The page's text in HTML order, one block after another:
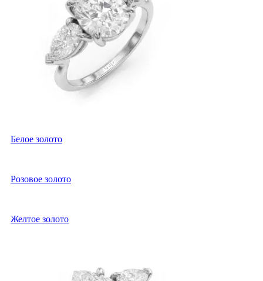
Белое золото
Розовое золото
Желтое золото